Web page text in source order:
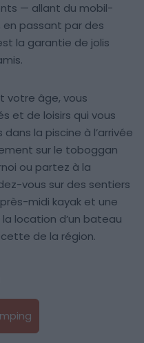
— allant du mobil-
en passant par des
la garantie de jolis
votre âge, vous
et de loisirs qui vous
la piscine à l’arrivée
sur le toboggan
ou partez à la
vous sur des sentiers
midi kayak et une
location d’un bateau
de la région.